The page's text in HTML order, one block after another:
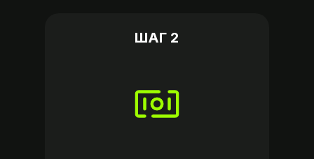
ШАГ 2